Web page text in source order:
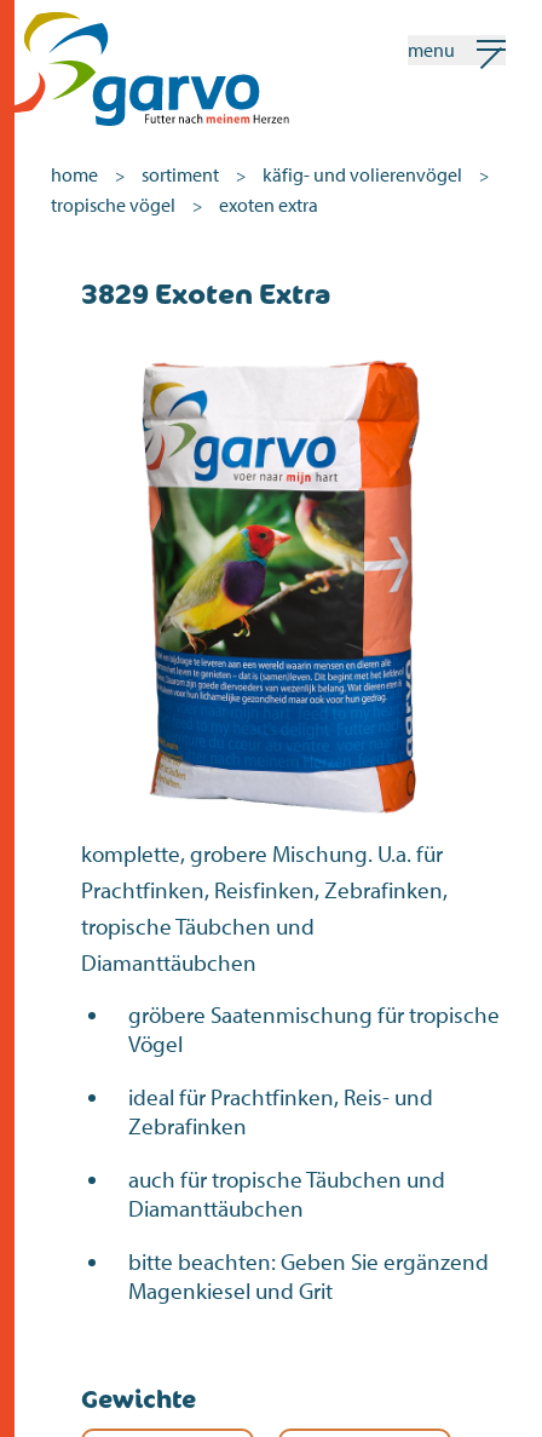
home
das herz
sortiment
geschäfte
neuigkeiten
kontakt
menu
home > sortiment > käfig- und volierenvögel >
tropische vögel > exoten extra
3829 Exoten Extra
komplette, grobere Mischung. U.a. für
Prachtfinken, Reisfinken, Zebrafinken,
tropische Täubchen und
Diamanttäubchen
gröbere Saatenmischung für tropische
Vögel
ideal für Prachtfinken, Reis- und
Zebrafinken
auch für tropische Täubchen und
Diamanttäubchen
bitte beachten: Geben Sie ergänzend
Magenkiesel und Grit
Gewichte